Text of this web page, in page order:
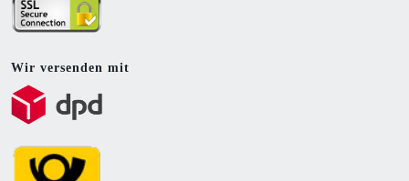
Wir versenden mit